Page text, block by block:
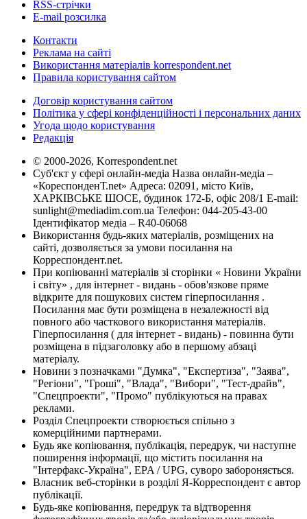
RSS-стрічки
E-mail розсилка
Контакти
Реклама на сайті
Використання матеріалів korrespondent.net
Правила користування сайтом
Договір користування сайтом
Політика у сфері конфіденційності і персональних даних
Угода щодо користування
Редакція
© 2000-2026, Korrespondent.net
Суб'єкт у сфері онлайн-медіа Назва онлайн-медіа –
«КореспонденТ.net» Адреса: 02091, місто Київ,
ХАРКІВСЬКЕ ШОСЕ, будинок 172-Б, офіс 208/1 E-mail:
sunlight@mediadim.com.ua Телефон: 044-205-43-00
Ідентифікатор медіа – R40-06068
Використання будь-яких матеріалів, розміщених на
сайті, дозволяється за умови посилання на
Корреспондент.net.
При копіюванні матеріалів зі сторінки « Новини України
і світу» , для інтернет - видань - обов'язкове пряме
відкрите для пошукових систем гіперпосилання .
Посилання має бути розміщена в незалежності від
повного або часткового використання матеріалів.
Гіперпосилання ( для інтернет - видань) - повинна бути
розміщена в підзаголовку або в першому абзаці
матеріалу.
Новини з позначками "Думка", "Експертиза", "Заява",
"Регіони", "Гроші", "Влада", "Вибори", "Тест-драйв",
"Спецпроекти", "Промо" публікуються на правах
реклами.
Розділ Спецпроекти створюється спільно з
комерційними партнерами.
Будь яке копіювання, публікація, передрук, чи наступне
поширення інформації, що містить посилання на
"Інтерфакс-Україна", EPA / UPG, суворо забороняється.
Власник веб-сторінки в розділі Я-Корреспондент є автор
публікації.
Будь-яке копіювання, передрук та відтворення